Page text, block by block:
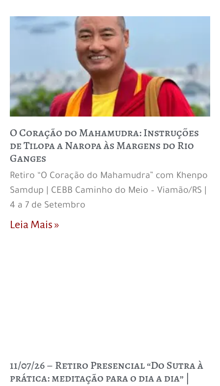
O Coração do Mahamudra: Instruções
de Tilopa a Naropa às Margens do Rio
Ganges
Retiro “O Coração do Mahamudra” com Khenpo
Samdup | CEBB Caminho do Meio – Viamão/RS |
4 a 7 de Setembro
Leia Mais »
11/07/26 – Retiro Presencial “Do Sutra à
prática: meditação para o dia a dia” |